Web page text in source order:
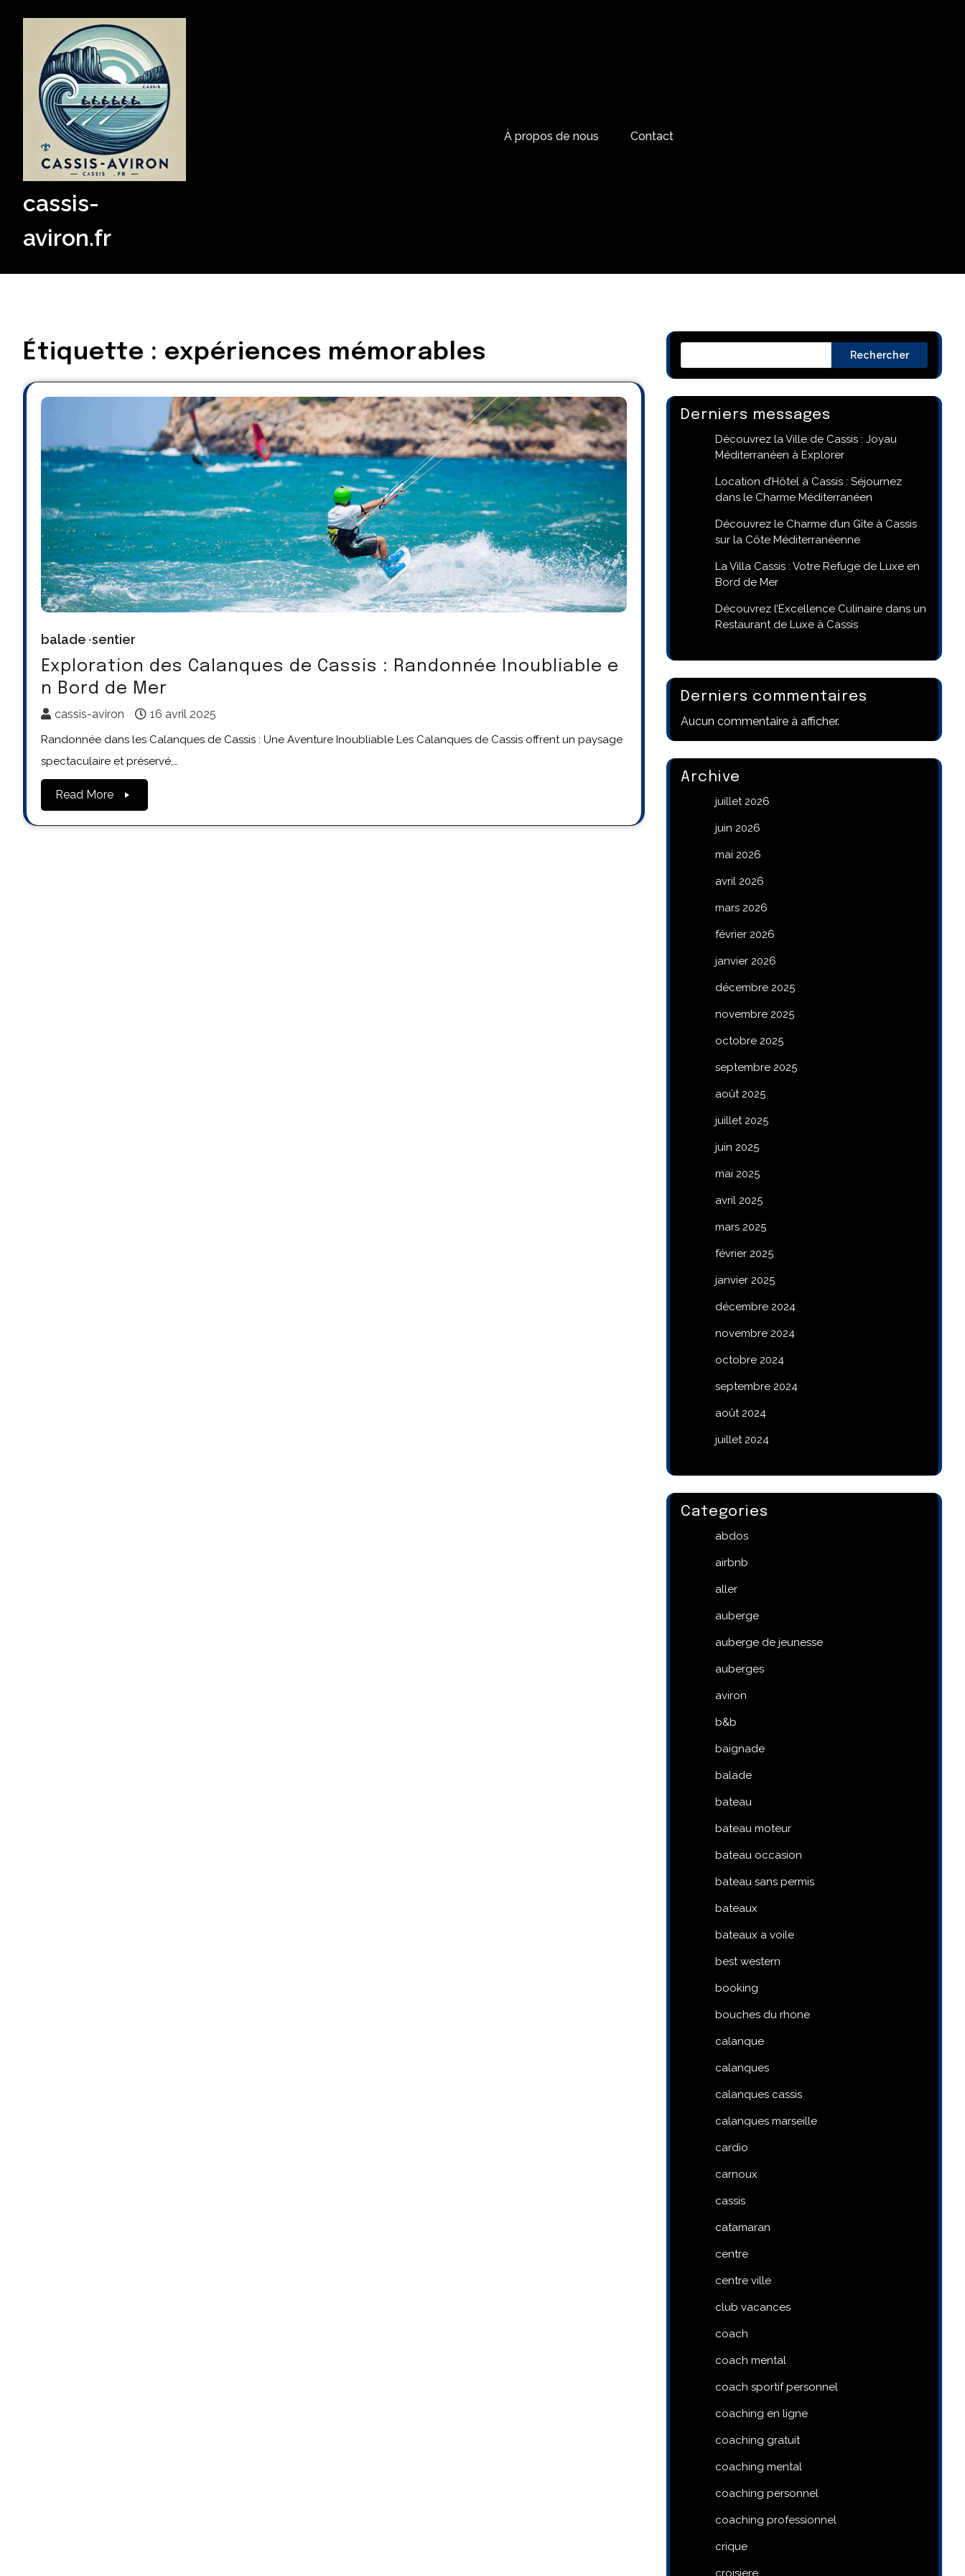
cassis-
aviron.fr
À propos de nous Contact
Étiquette : expériences mémorables
balade sentier
Exploration des Calanques de Cassis : Randonnée Inoubliable e
n Bord de Mer
cassis-aviron 16 avril 2025
Randonnée dans les Calanques de Cassis : Une Aventure Inoubliable Les Calanques de Cassis offrent un paysage
spectaculaire et préservé,…
Read More
Rechercher
Derniers messages
Découvrez la Ville de Cassis : Joyau
Méditerranéen à Explorer
Location d’Hôtel à Cassis : Séjournez
dans le Charme Méditerranéen
Découvrez le Charme d’un Gîte à Cassis
sur la Côte Méditerranéenne
La Villa Cassis : Votre Refuge de Luxe en
Bord de Mer
Découvrez l’Excellence Culinaire dans un
Restaurant de Luxe à Cassis
Derniers commentaires
Aucun commentaire à afficher.
Archive
juillet 2026
juin 2026
mai 2026
avril 2026
mars 2026
février 2026
janvier 2026
décembre 2025
novembre 2025
octobre 2025
septembre 2025
août 2025
juillet 2025
juin 2025
mai 2025
avril 2025
mars 2025
février 2025
janvier 2025
décembre 2024
novembre 2024
octobre 2024
septembre 2024
août 2024
juillet 2024
Categories
abdos
airbnb
aller
auberge
auberge de jeunesse
auberges
aviron
b&b
baignade
balade
bateau
bateau moteur
bateau occasion
bateau sans permis
bateaux
bateaux a voile
best western
booking
bouches du rhone
calanque
calanques
calanques cassis
calanques marseille
cardio
carnoux
cassis
catamaran
centre
centre ville
club vacances
coach
coach mental
coach sportif personnel
coaching en ligne
coaching gratuit
coaching mental
coaching personnel
coaching professionnel
crique
croisiere